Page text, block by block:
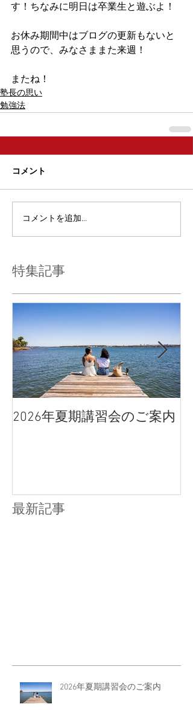
す！ちなみに明日は卒業生と遊ぶよ！
お休み期間中はブログの更新もないと
思うので、みなさままた来週！
またね！
塾長の思い
勉強法
コメント
コメントを追加…
特集記事
2026年夏期講習会のご案内
最新記事
2026年夏期講習会のご案内